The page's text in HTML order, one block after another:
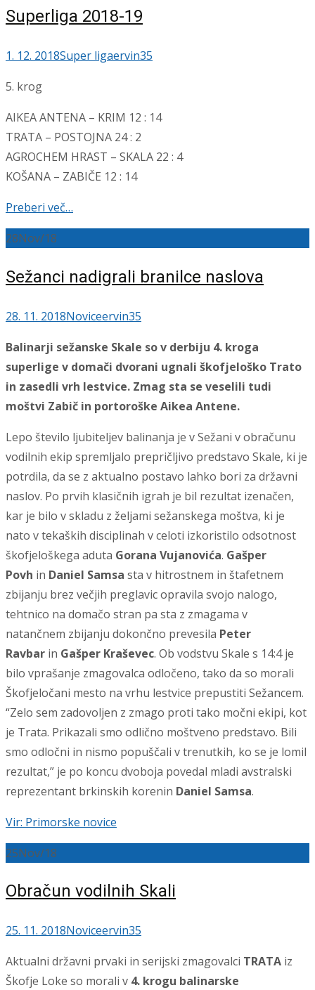
Superliga 2018-19
1. 12. 2018Super ligaervin35
5. krog
AIKEA ANTENA – KRIM 12 : 14
TRATA – POSTOJNA 24 : 2
AGROCHEM HRAST – SKALA 22 : 4
KOŠANA – ZABIČE 12 : 14
Preberi več…
28Nov/18
Sežanci nadigrali branilce naslova
28. 11. 2018Noviceervin35
Balinarji sežanske Skale so v derbiju 4. kroga
superlige v domači dvorani ugnali škofjeloško Trato
in zasedli vrh lestvice. Zmag sta se veselili tudi
moštvi Zabič in portoroške Aikea Antene.
Lepo število ljubiteljev balinanja je v Sežani v obračunu
vodilnih ekip spremljalo prepričljivo predstavo Skale, ki je
potrdila, da se z aktualno postavo lahko bori za državni
naslov. Po prvih klasičnih igrah je bil rezultat izenačen,
kar je bilo v skladu z željami sežanskega moštva, ki je
nato v tekaških disciplinah v celoti izkoristilo odsotnost
škofjeloškega aduta Gorana Vujanovića. Gašper
Povh in Daniel Samsa sta v hitrostnem in štafetnem
zbijanju brez večjih preglavic opravila svojo nalogo,
tehtnico na domačo stran pa sta z zmagama v
natančnem zbijanju dokončno prevesila Peter
Ravbar in Gašper Kraševec. Ob vodstvu Skale s 14:4 je
bilo vprašanje zmagovalca odločeno, tako da so morali
Škofjeločani mesto na vrhu lestvice prepustiti Sežancem.
“Zelo sem zadovoljen z zmago proti tako močni ekipi, kot
je Trata. Prikazali smo odlično moštveno predstavo. Bili
smo odločni in nismo popuščali v trenutkih, ko se je lomil
rezultat,” je po koncu dvoboja povedal mladi avstralski
reprezentant brkinskih korenin Daniel Samsa.
Vir: Primorske novice
25Nov/18
Obračun vodilnih Skali
25. 11. 2018Noviceervin35
Aktualni državni prvaki in serijski zmagovalci TRATA iz
Škofje Loke so morali v 4. krogu balinarske